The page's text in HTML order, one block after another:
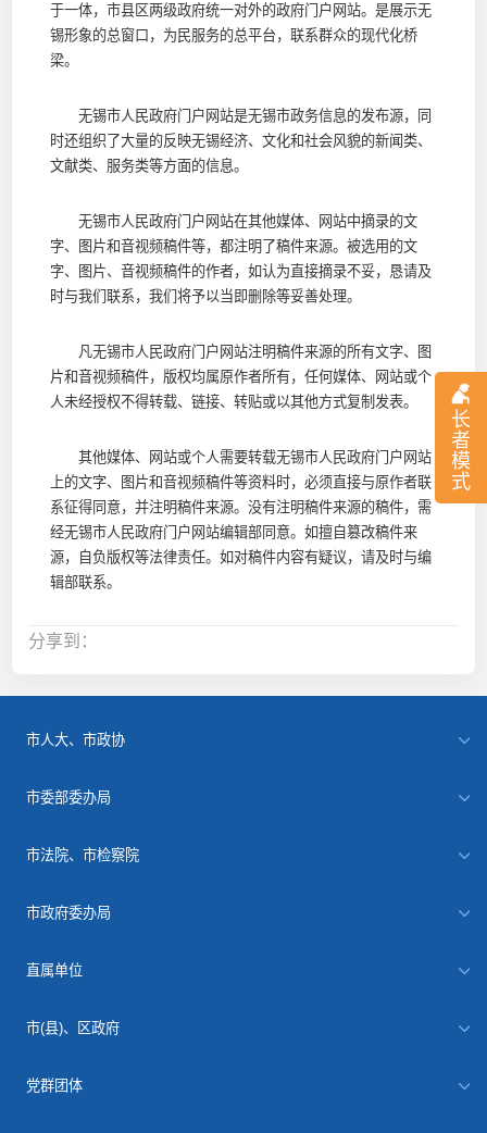
长
者
模
式
于一体，市县区两级政府统一对外的政府门户网站。是展示无
锡形象的总窗口，为民服务的总平台，联系群众的现代化桥
梁。
无锡市人民政府门户网站是无锡市政务信息的发布源，同
时还组织了大量的反映无锡经济、文化和社会风貌的新闻类、
文献类、服务类等方面的信息。
无锡市人民政府门户网站在其他媒体、网站中摘录的文
字、图片和音视频稿件等，都注明了稿件来源。被选用的文
字、图片、音视频稿件的作者，如认为直接摘录不妥，恳请及
时与我们联系，我们将予以当即删除等妥善处理。
凡无锡市人民政府门户网站注明稿件来源的所有文字、图
片和音视频稿件，版权均属原作者所有，任何媒体、网站或个
人未经授权不得转载、链接、转贴或以其他方式复制发表。
其他媒体、网站或个人需要转载无锡市人民政府门户网站
上的文字、图片和音视频稿件等资料时，必须直接与原作者联
系征得同意，并注明稿件来源。没有注明稿件来源的稿件，需
经无锡市人民政府门户网站编辑部同意。如擅自篡改稿件来
源，自负版权等法律责任。如对稿件内容有疑议，请及时与编
辑部联系。
分享到：
市人大、市政协
市委部委办局
市法院、市检察院
市政府委办局
直属单位
市(县)、区政府
党群团体